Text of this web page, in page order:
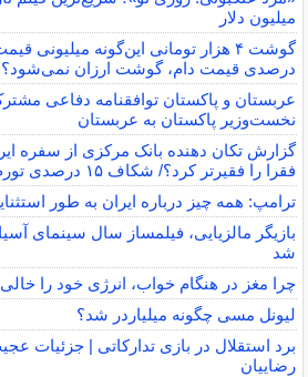
میلیون دلار
درصدی قیمت دام، گوشت ارزان نمی‌شود؟
عربستان و پاکستان توافقنامه دفاعی
نخست‌وزیر پاکستان به عربستان
گزارش تکان‌ دهنده بانک مرکزی از سفره
فقرا را فقیرتر کرد؟/ شکاف ۱۵ درصدی تورم میان فقیر و غنی
ترامپ: همه چیز درباره ایران به طور
بازیگر مالزیایی، فیلمساز سال سینمای
شد
چرا مغز در هنگام خواب، انرژی خود را
لیونل مسی چگونه میلیاردر شد؟
برد استقلال در بازی تدارکاتی | جزئیات
رضاییان